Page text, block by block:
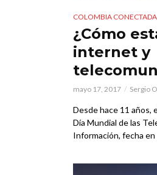
COLOMBIA CONECTADA
¿Cómo
internet y
mayo 17, 2017 Sergio
Desde hace 11 años,
Día Mundial de las
Información, fecha en